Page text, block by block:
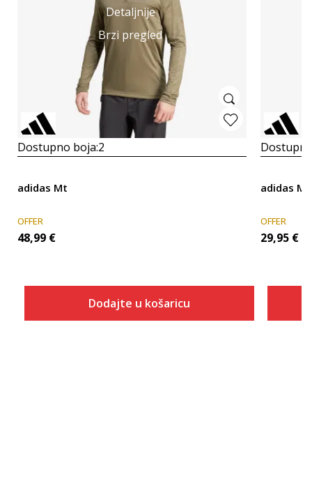
Detaljnije
Brzi pregled
Dostupno boja:2
adidas Mt
OFFER
48,99 €
Dodajte u košaricu
adidas
OFFER
29,95 €